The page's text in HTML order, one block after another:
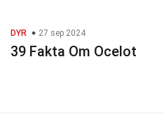
DYR 27 sep 2024
39 Fakta Om Ocelot